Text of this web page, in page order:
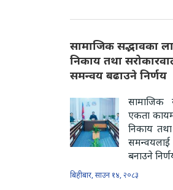
सामाजिक सद्भावका
निकाय तथा
समन्वय बढाउने निर्णय
सामाजिक
एकता
निकाय तथा
बनाउने
बिहीबार, साउन १४, २०८३